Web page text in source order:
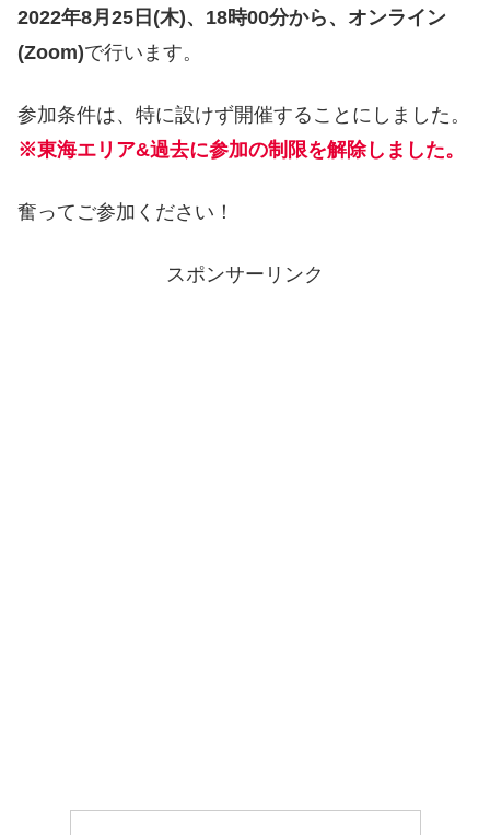
2022年8月25日(木)、18時00分から、オンライン
(Zoom)で行います。
参加条件は、特に設けず開催することにしました。
※東海エリア&過去に参加の制限を解除しました。
奮ってご参加ください！
スポンサーリンク